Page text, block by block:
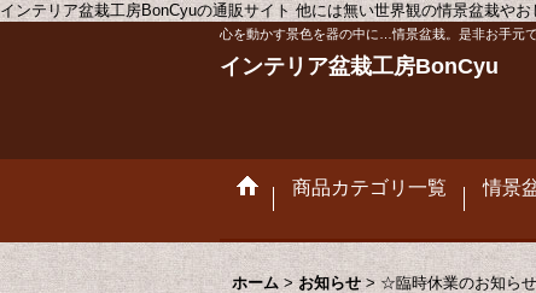
インテリア盆栽工房BonCyuの通販サイト 他には無い世界観の情景盆栽や
心を動かす景色を器の中に…情景盆栽。是非お手元で
インテリア盆栽工房BonCyu
商品カテゴリ一覧 情景
ホーム > お知らせ > ☆臨時休業のお知ら